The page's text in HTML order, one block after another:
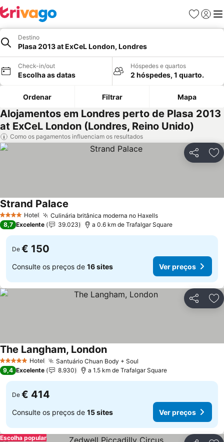
Favoritos
Iniciar
Destino
Plasa 2013 at ExCeL London, Londres
Check-in/out
Escolha as datas
Hóspedes e quartos
2 hóspedes, 1 quarto.
Ordenar Filtrar Mapa
Alojamentos em Londres perto de Plasa 2013
at ExCeL London (Londres, Reino Unido)
Como os pagamentos influenciam os resultados
Partilhar
4 EstrelasHotel Culinária britânica moderna no Haxells
Strand Palace
8,7 Excelente 39.023 a 0.6 km de Trafalgar Square
De € 150
Consulte os preços de 16 sites Ver preços
Partilhar
5 Estrelas Hotel Santuário Chuan Body + Soul
The Langham, London
9,4 Excelente 8.930 a 1.5 km de Trafalgar Square
De € 414
Consulte os preços de 15 sites Ver preços
Escolha popular